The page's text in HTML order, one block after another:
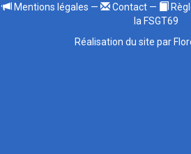
Mentions légales — Contact —
la FSGT69
Réalisation du site par